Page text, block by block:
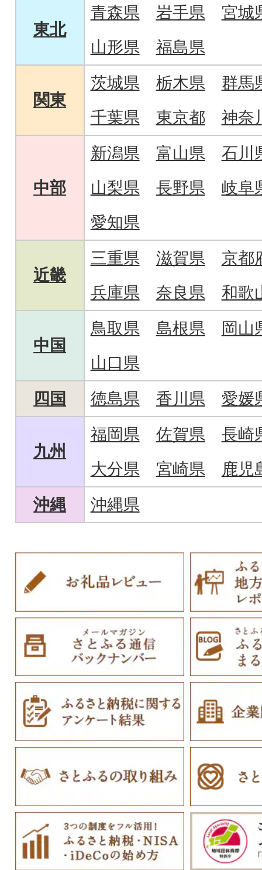
東北
青森県 岩手県
宮城
山形県
福島県
関東
茨城県 栃木県
群馬
千葉県
東京都 神奈
中部
新潟県 富山県
石川
山梨県
長野県
岐阜
愛知県
近畿
三重県 滋賀県
京都
兵庫県
奈良県 和歌
中国
鳥取県 島根県
岡山
山口県
四国
徳島県 香川県 愛媛
九州
福岡県 佐賀県
長崎
大分県
宮崎県
鹿児
沖縄
沖縄県